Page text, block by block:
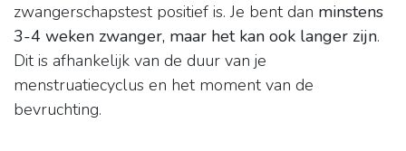
zwangerschapstest positief is. Je bent dan minstens
3-4 weken zwanger, maar het kan ook langer zijn.
Dit is afhankelijk van de duur van je
menstruatiecyclus en het moment van de
bevruchting.